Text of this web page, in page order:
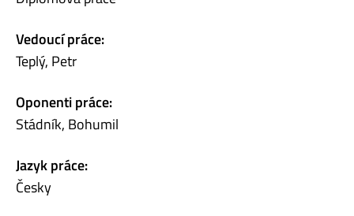
Vedoucí práce:
Teplý, Petr
Oponenti práce:
Stádník, Bohumil
Jazyk práce:
Česky